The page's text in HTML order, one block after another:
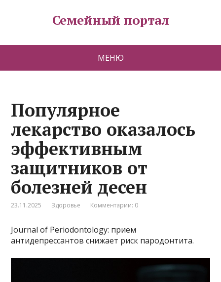
Семейный портал
МЕНЮ
Популярное
лекарство оказалось
эффективным
защитников от
болезней десен
23.11.2025 Здоровье Комментарии: 0
Journal of Periodontology: прием
антидепрессантов снижает риск пародонтита.